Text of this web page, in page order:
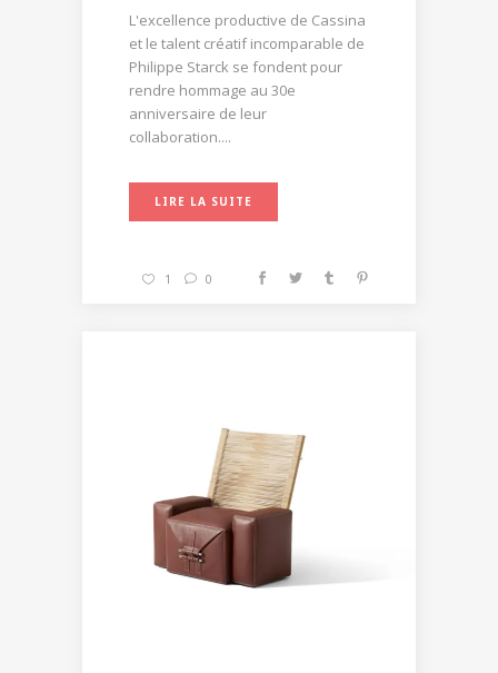
L'excellence productive de Cassina
et le talent créatif incomparable de
Philippe Starck se fondent pour
rendre hommage au 30e
anniversaire de leur
collaboration....
LIRE LA SUITE
1 0